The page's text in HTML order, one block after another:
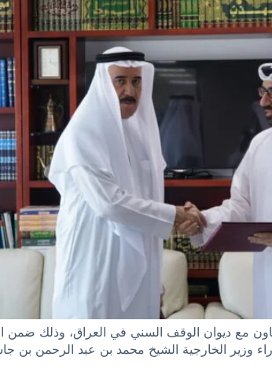
المالية بتاريخ 10/4/2025م اتفاقية تعاون مع ديوان الوقف
وزير الخارجية الشيخ محمد بن عبد الرحمن بن